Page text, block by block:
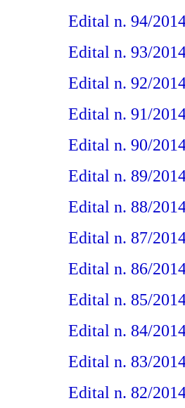
Edital n. 94/
Edital n. 93/
Edital n. 92/
Edital n. 91/
Edital n. 90/
Edital n. 89/
Edital n. 88/
Edital n. 87/
Edital n. 86/
Edital n. 85/
Edital n. 84/
Edital n. 83/
Edital n. 82/